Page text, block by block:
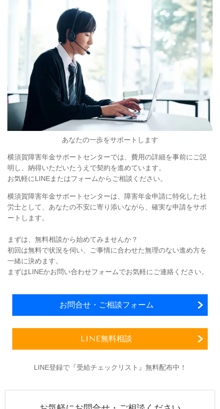
あなたの一歩をサポートします
横須賀障害年金サポートセンターでは、費用の詳細を事前にご説
明し、納得いただいたうえで契約を進めています。
お気軽にLINEまたはフォームからご相談ください。
横須賀障害年金サポートセンターは、障害年金申請に特化した社
労士として、 あなたの不安に寄り添いながら、確実な申請をサポ
ート します。
まずは、無料相談から始めてみませんか？
初回は無料で状況を伺い、ご事情に合わせた無理のない進め方を
一緒に決めます。
まずはLINEかお問い合わせフォームでお気軽にご連絡ください。
お問合せ・ご相談フォーム
LINE無料相談
LINE登録で『受給チェックリスト』無料配布中！